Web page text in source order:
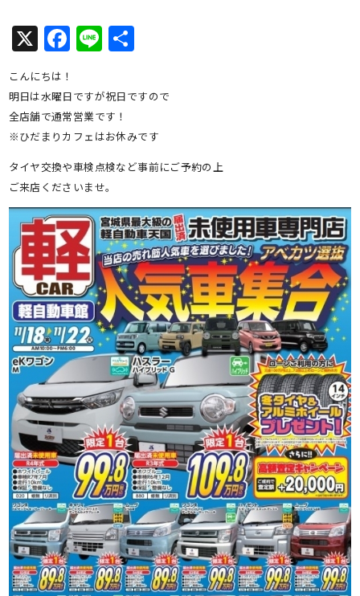
X Facebook
Line共
こんにちは！
明日は水曜日ですが祝日ですので
全店舗で通常営業です！
※ひだまりカフェはお休みです
タイヤ交換や車検点検など事前にご予約の上
ご来店くださいませ。